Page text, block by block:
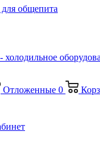
общепита
Отложенные 0